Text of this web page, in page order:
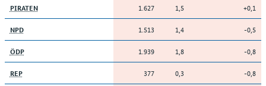
PIRATEN 1.627 1,5 +0,1
NPD 1.513 1,4 -0,5
ÖDP 1.939 1,8 -0,8
REP 377 0,3 -0,8